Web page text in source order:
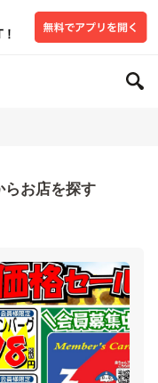
らお店を探す